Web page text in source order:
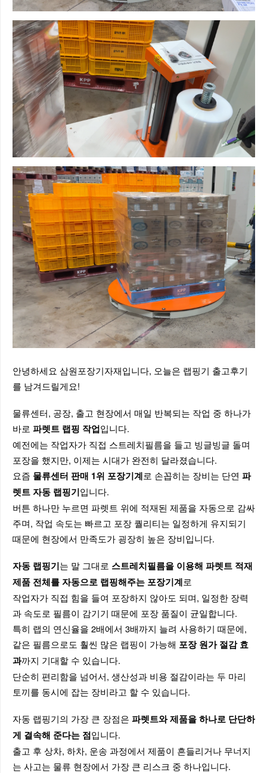
안녕하세요 삼원포장기자재입니다, 오늘은 랩핑기 출고후기
를 남겨드릴게요!
물류센터, 공장, 출고 현장에서 매일 반복되는 작업 중 하나가
바로 파렛트 랩핑 작업입니다.
예전에는 작업자가 직접 스트레치필름을 들고 빙글빙글 돌며
포장을 했지만, 이제는 시대가 완전히 달라졌습니다.
요즘 물류센터 판매 1위 포장기계로 손꼽히는 장비는 단연 파
렛트 자동 랩핑기입니다.
버튼 하나만 누르면 파렛트 위에 적재된 제품을 자동으로 감싸
주며, 작업 속도는 빠르고 포장 퀄리티는 일정하게 유지되기
때문에 현장에서 만족도가 굉장히 높은 장비입니다.
자동 랩핑기는 말 그대로 스트레치필름을 이용해 파렛트 적재
제품 전체를 자동으로 랩핑해주는 포장기계로
작업자가 직접 힘을 들여 포장하지 않아도 되며, 일정한 장력
과 속도로 필름이 감기기 때문에 포장 품질이 균일합니다.
특히 랩의 연신율을 2배에서 3배까지 늘려 사용하기 때문에,
같은 필름으로도 훨씬 많은 랩핑이 가능해 포장 원가 절감 효
과까지 기대할 수 있습니다.
단순히 편리함을 넘어서, 생산성과 비용 절감이라는 두 마리
토끼를 동시에 잡는 장비라고 할 수 있습니다.
자동 랩핑기의 가장 큰 장점은 파렛트와 제품을 하나로 단단하
게 결속해 준다는 점입니다.
출고 후 상차, 하차, 운송 과정에서 제품이 흔들리거나 무너지
는 사고는 물류 현장에서 가장 큰 리스크 중 하나입니다.